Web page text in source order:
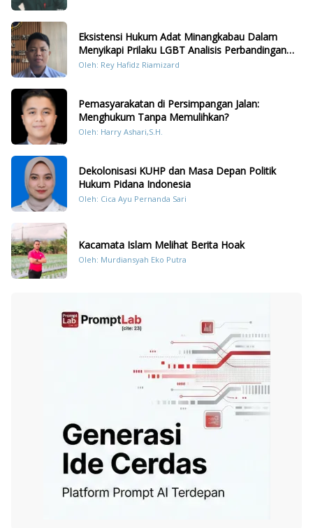
Eksistensi Hukum Adat Minangkabau Dalam
Menyikapi Prilaku LGBT Analisis Perbandingan
Dengan Hukum Pidana
Oleh: Rey Hafidz Riamizard
Pemasyarakatan di Persimpangan Jalan:
Menghukum Tanpa Memulihkan?
Oleh: Harry Ashari,S.H.
Dekolonisasi KUHP dan Masa Depan Politik
Hukum Pidana Indonesia
Oleh: Cica Ayu Pernanda Sari
Kacamata Islam Melihat Berita Hoak
Oleh: Murdiansyah Eko Putra